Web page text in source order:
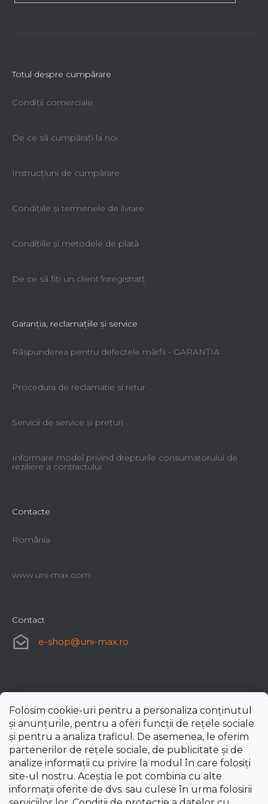
Folosim cookie-uri pentru a personaliza conținutul
și anunțurile, pentru a oferi funcții de rețele sociale
și pentru a analiza traficul. De asemenea, le oferim
partenerilor de rețele sociale, de publicitate și de
analize informații cu privire la modul în care folosiți
site-ul nostru. Aceștia le pot combina cu alte
informații oferite de dvs. sau culese în urma folosirii
Totul despre cumpărare
Condiții comerciale
De ce să cumpăraţi la noi
Instrucțiuni de cumpărare
Condiţiile şi termenele de livrare
Condiţiile şi metodele de plată
De ce să fiţi un client înregistratţ
Garanţia, reclamaţiile şi service
Răspunderea pentru defectele mărfii - GARANŢIA
Procedura de reclamatie si retur
Servicii de service şi preţuri
Informare model privind drepturile consumatorului de
reziliere a contractului
Contacte
România
www.uni-max.com
Contact
e-shop@uni-max.ro